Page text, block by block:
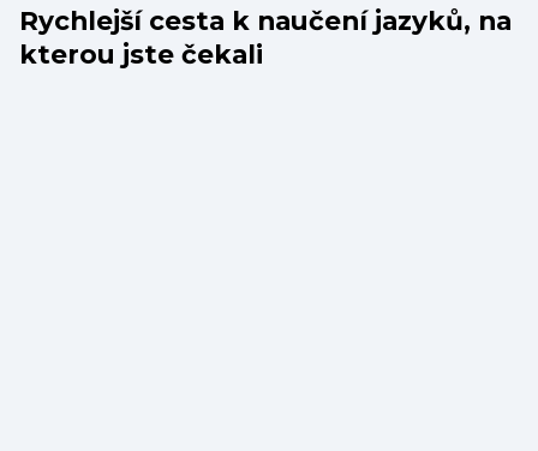
Rychlejší cesta k naučení jazyků, na
kterou jste čekali